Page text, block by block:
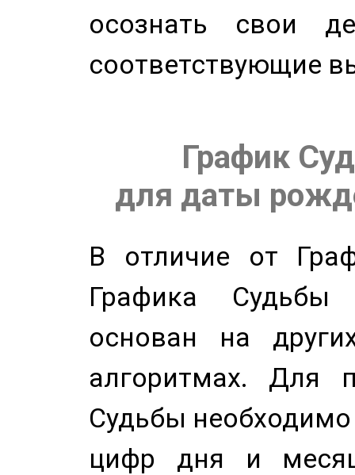
осознать свои
соответствующие
График
для даты
В отличие от
Графика
основан на
алгоритмах. Для
Судьбы
цифр дня и